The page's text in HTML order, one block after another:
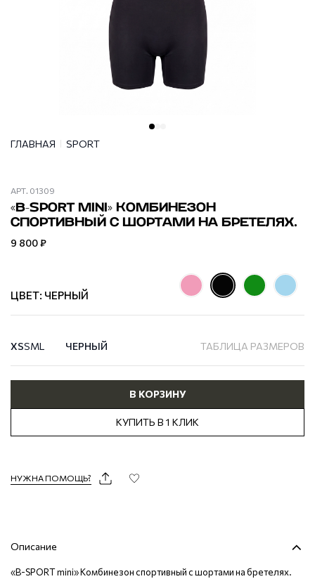
ГЛАВНАЯ SPORT
АРТ. 01309
«B-SPORT MINI» КОМБИНЕЗОН
СПОРТИВНЫЙ С ШОРТАМИ НА БРЕТЕЛЯХ.
9 800 ₽
ЦВЕТ: ЧЕРНЫЙ
В КОРЗИНУ
КУПИТЬ В 1 КЛИК
XSSML ЧЕРНЫЙ ТАБЛИЦА РАЗМЕРОВ
НУЖНА ПОМОЩЬ?
Описание
«B-SPORT mini» Комбинезон спортивный с шортами на бретелях.